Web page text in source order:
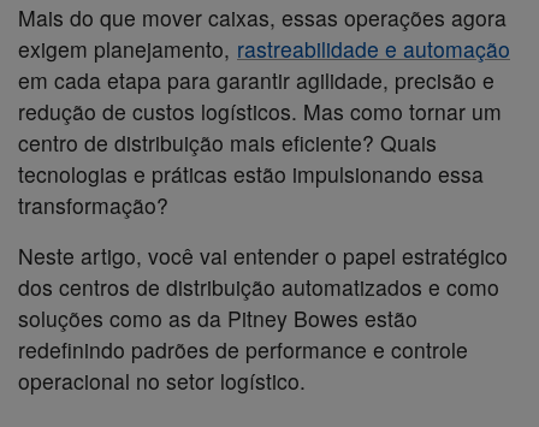
Mais do que mover caixas, essas operações agora
exigem planejamento, rastreabilidade e automação
em cada etapa para garantir agilidade, precisão e
redução de custos logísticos. Mas como tornar um
centro de distribuição mais eficiente? Quais
tecnologias e práticas estão impulsionando essa
transformação?
Neste artigo, você vai entender o papel estratégico
dos centros de distribuição automatizados e como
soluções como as da Pitney Bowes estão
redefinindo padrões de performance e controle
operacional no setor logístico.